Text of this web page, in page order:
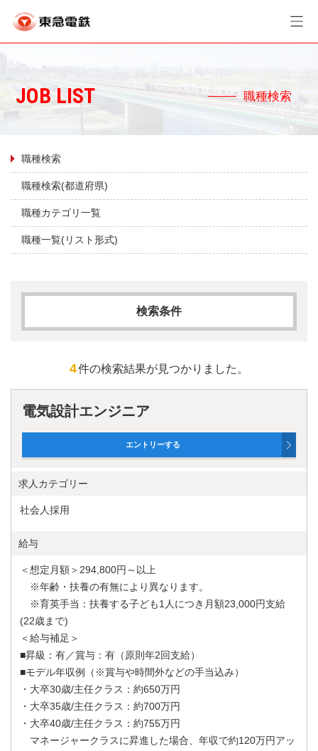
職種検索
職種検索
職種検索(都道府県)
職種カテゴリ一覧
職種一覧(リスト形式)
検索条件
フリーワード
雇用形態
正社員
勤務地
神奈川県
4件の検索結果が見つかりました。
電気設計エンジニア
求人カテゴリー
社会人採用
給与
＜想定月額＞294,800円～以上
※年齢・扶養の有無により異なります。
※育英手当：扶養する子ども1人につき月額23,000円支給
(22歳まで)
＜給与補足＞
■昇級：有／賞与：有（原則年2回支給）
■モデル年収例（※賞与や時間外などの手当込み）
・大卒30歳/主任クラス：約650万円
・大卒35歳/主任クラス：約700万円
・大卒40歳/主任クラス：約755万円
マネージャークラスに昇進した場合、年収で約120万円アッ